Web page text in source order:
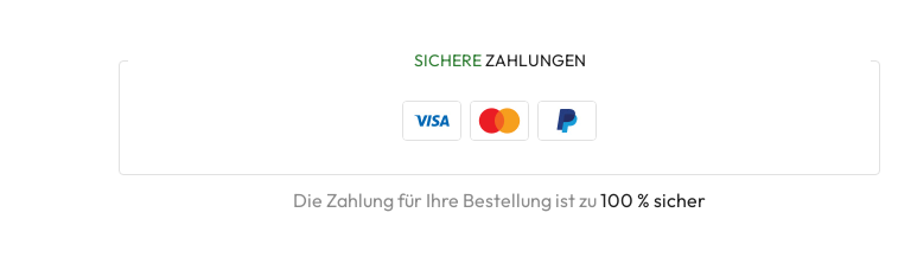
SICHEREZAHLUNGEN
Die Zahlung für Ihre Bestellung ist zu100 % sicher